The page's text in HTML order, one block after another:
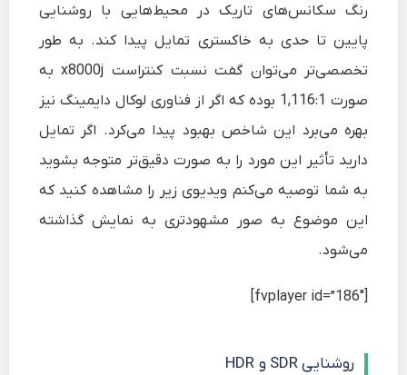
رنگ سکانس‌های تاریک در محیط‌هایی با روشنایی
پایین تا حدی به خاکستری تمایل پیدا کند. به طور
تخصصی‌تر می‌توان گفت نسبت کنتراست x8000j به
صورت 1,116:1 بوده که اگر از فناوری لوکال دایمینگ نیز
بهره می‌برد این شاخص بهبود پیدا می‌کرد. اگر تمایل
دارید تأثیر این مورد را به صورت دقیق‌تر متوجه بشوید
به شما توصیه می‌کنم ویدیوی زیر را مشاهده کنید که
این موضوع به صور مشهودتری به نمایش گذاشته
می‌شود.
روشنایی SDR و HDR